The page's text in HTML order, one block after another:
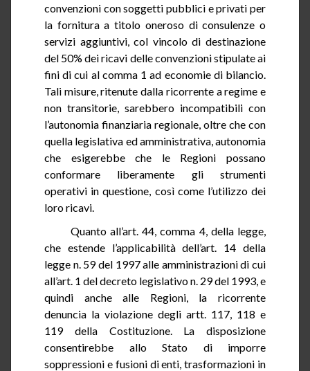
convenzioni con soggetti pubblici e privati per
la fornitura a titolo oneroso di consulenze o
servizi aggiuntivi, col vincolo di destinazione
del 50% dei ricavi delle convenzioni stipulate ai
fini di cui al comma 1 ad economie di bilancio.
Tali misure, ritenute dalla ricorrente a regime e
non transitorie, sarebbero incompatibili con
l’autonomia finanziaria regionale, oltre che con
quella legislativa edamministrativa, autonomia
che esigerebbe che le Regioni possano
conformare liberamente gli strumenti
operativi in questione, così come l’utilizzo dei
loro ricavi.
Quanto all’art.44 , comma 4, della legge,
che estende l’applicabilità dell’art. 14 della
legge n. 59 del 1997 alle amministrazioni di cui
all’art. 1 del decreto legislativo n. 29 del 1993, e
quindi anche alle Regioni, la ricorrente
denuncia la violazione degli artt. 117, 118 e
119 della Costituzione. La disposizione
consentirebbe allo Stato di imporre
soppressioni e fusioni di enti, trasformazioni in